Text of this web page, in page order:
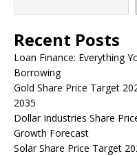
Recent Posts
Loan Finance: Everything
Borrowing
Gold Share Price Target
2035
Dollar Industries Share
Growth Forecast
Solar Share Price Target